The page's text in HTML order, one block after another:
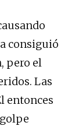
consiguió
pero el
Las
entonces